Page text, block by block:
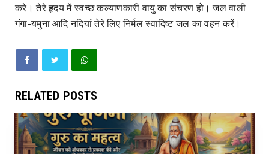
करे। तेरे हृदय में स्वच्छ कल्याणकारी वायु का संचरण हो। जल वाली
गंगा-यमुना आदि नदियां तेरे लिए निर्मल स्वादिष्ट जल का वहन करें।
RELATED POSTS